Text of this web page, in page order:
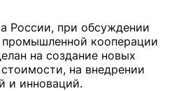
России, при обсуждении
промышленной кооперации
на создание новых
на внедрении
и инноваций.